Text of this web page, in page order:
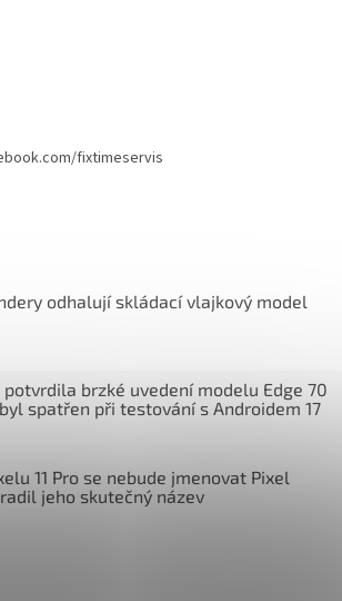
fixtimeservis
odhalují skládací vlajkový model
brzké uvedení modelu Edge 70
spatřen při testování s Androidem 17
11 Pro se nebude jmenovat Pixel
jeho skutečný název